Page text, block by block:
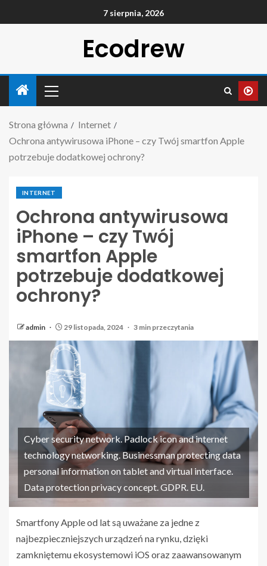
7 sierpnia, 2026
Ecodrew
Strona główna
Internet
Ochrona antywirusowa iPhone – czy Twój smartfon Apple
potrzebuje dodatkowej ochrony?
INTERNET
Ochrona antywirusowa
iPhone – czy Twój
smartfon Apple
potrzebuje dodatkowej
ochrony?
admin 29 listopada, 2024 3 min przeczytania
Cyber security network. Padlock icon and internet
technology networking. Businessman protecting data
personal information on tablet and virtual interface.
Data protection privacy concept. GDPR. EU.
Smartfony Apple od lat są uważane za jedne z
najbezpieczniejszych urządzeń na rynku, dzięki
zamkniętemu ekosystemowi iOS oraz zaawansowanym